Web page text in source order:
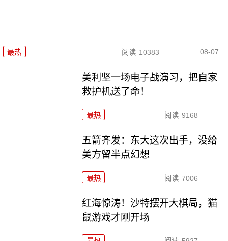
最热 阅读 10383 08-07
美利坚一场电子战演习，把自家
救护机送了命！
最热 阅读 9168
五箭齐发：东大这次出手，没给
美方留半点幻想
最热 阅读 7006
红海惊涛！沙特摆开大棋局，猫
鼠游戏才刚开场